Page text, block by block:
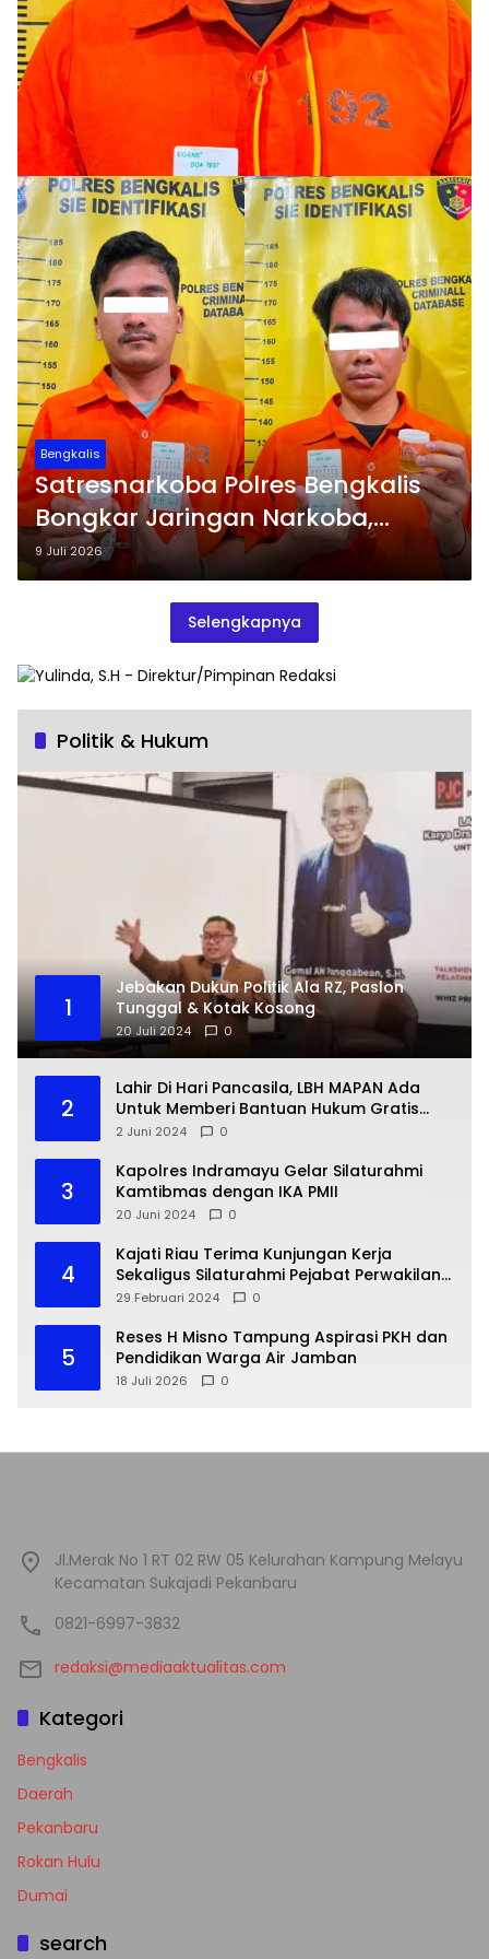
Bengkalis
Satresnarkoba Polres Bengkalis
Bongkar Jaringan Narkoba,
Delapan Paket Sabu Disita
9 Juli 2026
Selengkapnya
Politik & Hukum
1
Jebakan Dukun Politik Ala RZ, Paslon
Tunggal & Kotak Kosong
20 Juli 2024 0
2
Lahir Di Hari Pancasila, LBH MAPAN Ada
Untuk Memberi Bantuan Hukum Gratis
Bagi Masyarakat Kurang Mampu
2 Juni 2024 0
3
Kapolres Indramayu Gelar Silaturahmi
Kamtibmas dengan IKA PMII
20 Juni 2024 0
4
Kajati Riau Terima Kunjungan Kerja
Sekaligus Silaturahmi Pejabat Perwakilan
Bank Indonesia Provinsi Riau
29 Februari 2024 0
5
Reses H Misno Tampung Aspirasi PKH dan
Pendidikan Warga Air Jamban
18 Juli 2026 0
Jl.Merak No 1 RT 02 RW 05 Kelurahan Kampung Melayu
Kecamatan Sukajadi Pekanbaru
0821-6997-3832
redaksi@mediaaktualitas.com
Kategori
Bengkalis
Daerah
Pekanbaru
Rokan Hulu
Dumai
search